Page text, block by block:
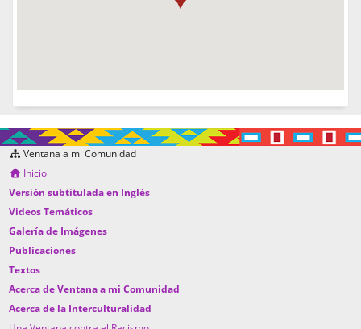
Ventana a mi Comunidad
Inicio
Versión subtitulada en Inglés
Videos Temáticos
Galería de Imágenes
Publicaciones
Textos
Acerca de Ventana a mi Comunidad
Acerca de la Interculturalidad